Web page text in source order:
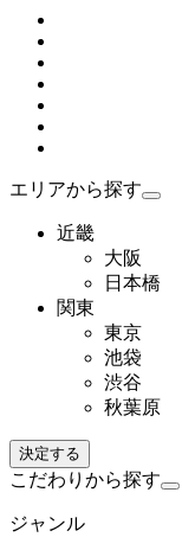
エリアから探す
近畿
大阪
日本橋
関東
東京
池袋
渋谷
秋葉原
決定する
こだわりから探す
ジャンル